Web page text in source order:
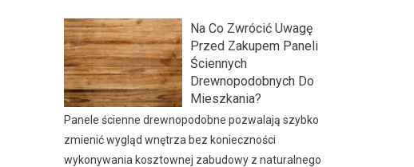
Na Co Zwrócić Uwagę
Przed Zakupem Paneli
Ściennych
Drewnopodobnych Do
Mieszkania?
Panele ścienne drewnopodobne pozwalają szybko
zmienić wygląd wnętrza bez konieczności
wykonywania kosztownej zabudowy z naturalnego